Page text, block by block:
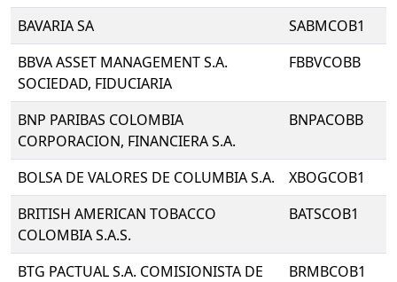
BAVARIA SA
SABMCOB1
BBVA ASSET MANAGEMENT S.A.
SOCIEDAD, FIDUCIARIA
FBBVCOBB
BNP PARIBAS COLOMBIA
CORPORACION, FINANCIERA S.A.
BNPACOBB
BOLSA DE VALORES DE COLUMBIA S.A.
XBOGCOB1
BRITISH AMERICAN TOBACCO
COLOMBIA S.A.S.
BATSCOB1
BTG PACTUAL S.A. COMISIONISTA DE
BRMBCOB1